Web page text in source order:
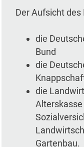
Der Aufsicht
die
Bund
die
die
Alterskasse
Gartenbau.